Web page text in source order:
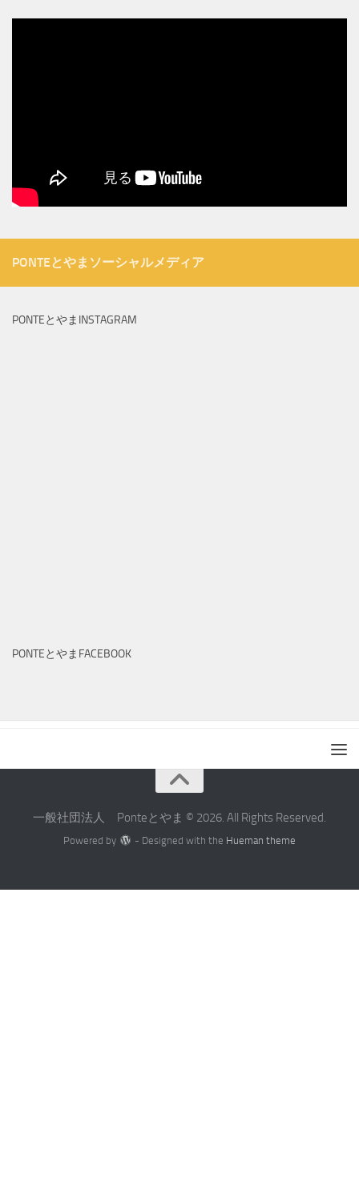
PONTEとやまソーシャルメディア
PONTEとやまINSTAGRAM
PONTEとやまFACEBOOK
一般社団法人 Ponteとやま © 2026. All Rights Reserved.
Powered by - Designed with the Hueman theme